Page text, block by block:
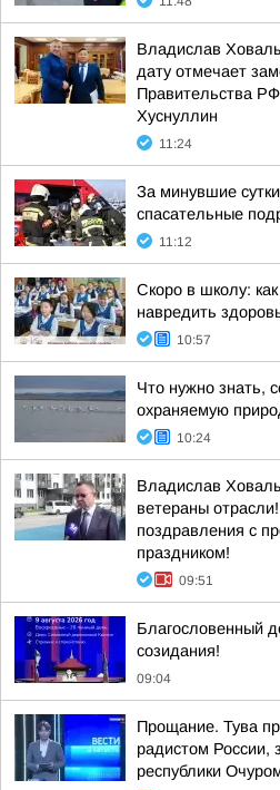
Владислав
дату отмечает
Правительства
Хуснуллин
11:24
За минувшие
спасательные
11:12
Скоро в школу:
навредить
10:57
Что нужно знать,
охраняемую
10:24
Владислав
ветераны
поздравления с
праздником!
09:51
Благословенный
созидания!
09:04
Прощание. Тува
радистом России,
республики